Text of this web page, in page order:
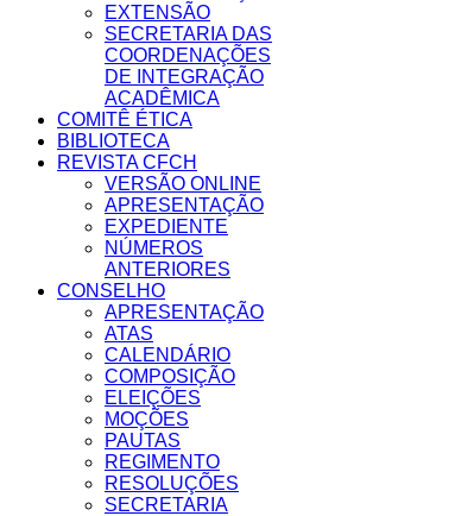
EXTENSÃO
SECRETARIA DAS
COORDENAÇÕES
DE INTEGRAÇÃO
ACADÊMICA
COMITÊ ÉTICA
BIBLIOTECA
REVISTA CFCH
VERSÃO ONLINE
APRESENTAÇÃO
EXPEDIENTE
NÚMEROS
ANTERIORES
CONSELHO
APRESENTAÇÃO
ATAS
CALENDÁRIO
COMPOSIÇÃO
ELEIÇÕES
MOÇÕES
PAUTAS
REGIMENTO
RESOLUÇÕES
SECRETARIA